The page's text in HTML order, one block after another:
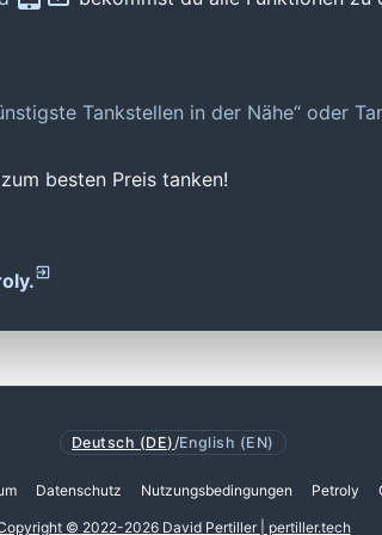
Tankstellen in der Nähe“ oder
besten Preis tanken!
Deutsch (DE) /English (EN)
Datenschutz Nutzungsbedingungen Petroly
© 2022-2026 David Pertiller | pertiller.tech